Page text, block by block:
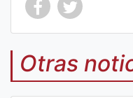
Co
mp
art
Co
mp
art
Otras